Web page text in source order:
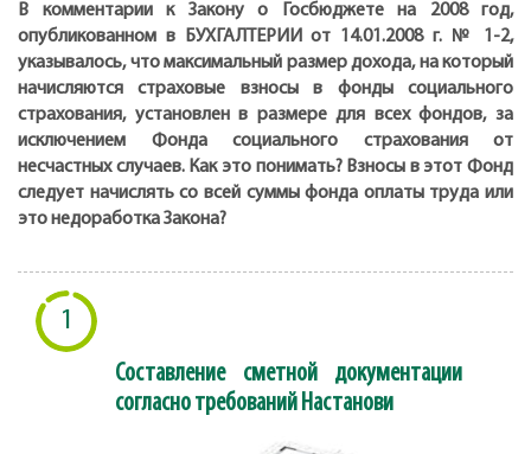
В комментарии к Закону о Госбюджете на 2008 год,
опубликованном в БУХГАЛТЕРИИ от 14.01.2008 г. № 1-2,
указывалось, что максимальный размер дохода, на который
начисляются страховые взносы в фонды социального
страхования, установлен в размере для всех фондов, за
исключением Фонда социального страхования от
несчастных случаев. Как это понимать? Взносы в этот Фонд
следует начислять со всей суммы фонда оплаты труда или
это недоработка Закона?
1
Составление сметной документации
согласно требований Настанови